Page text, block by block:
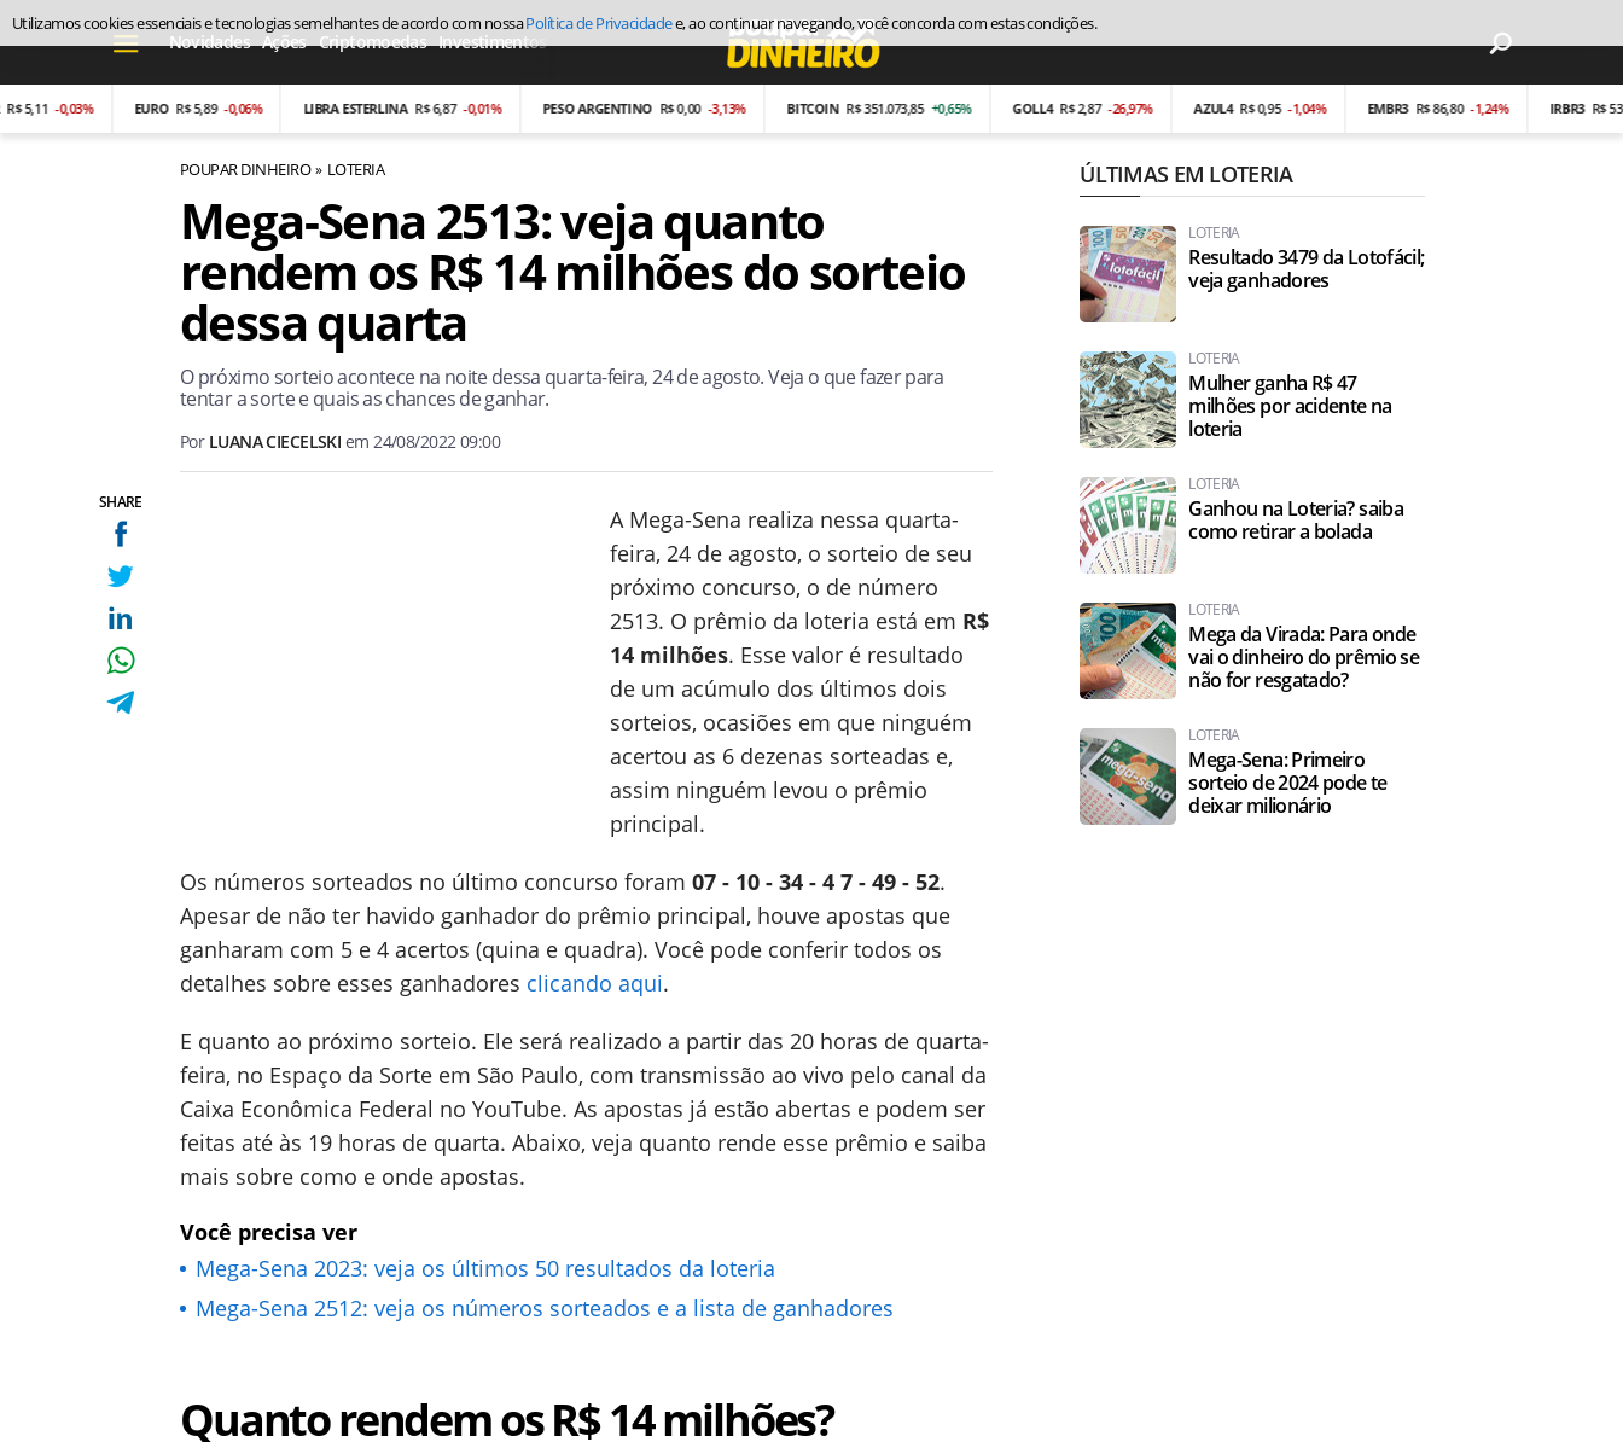
Novidades Ações Criptomoedas Investimentos Economia
-0,03% EURO R$ 5,89 -0,06% LIBRA ESTERLINA R$ 6,87 -0,01% PESO ARGENTINO R$ 0,00 -3,13% BITCOIN R$ 351.073,85 +0,65% GOLL4 R$ 2,87 -26,97% AZUL4 R$ 0,95 -1,04% EMBR3 R$ 86,80 -1,24% IRBR3 R$ 53,40 -
POUPAR DINHEIRO LOTERIA
SHARE
Mega-Sena 2513: veja quanto
rendem os R$ 14 milhões do sorteio
dessa quarta
O próximo sorteio acontece na noite dessa quarta-feira, 24 de agosto. Veja o que fazer para
tentar a sorte e quais as chances de ganhar.
Por LUANA CIECELSKI em24/08/2022 09:00
A Mega-Sena realiza nessa quarta-
feira, 24 de agosto, o sorteio de seu
próximo concurso, o de número
2513. O prêmio da loteria está em R$
14 milhões. Esse valor é resultado
de um acúmulo dos últimos dois
sorteios, ocasiões em que ninguém
acertou as 6 dezenas sorteadas e,
assim ninguém levou o prêmio
principal.
Os números sorteados no último concurso foram 07 - 10 - 34 - 4 7 - 49 - 52.
Apesar de não ter havido ganhador do prêmio principal, houve apostas que
ganharam com 5 e 4 acertos (quina e quadra). Você pode conferir todos os
detalhes sobre esses ganhadores clicando aqui.
E quanto ao próximo sorteio. Ele será realizado a partir das 20 horas de quarta-
feira, no Espaço da Sorte em São Paulo, com transmissão ao vivo pelo canal da
Caixa Econômica Federal no YouTube. As apostas já estão abertas e podem ser
feitas até às 19 horas de quarta. Abaixo, veja quanto rende esse prêmio e saiba
mais sobre como e onde apostas.
Você precisa ver
Mega-Sena 2023: veja os últimos 50 resultados da loteria
Mega-Sena 2512: veja os números sorteados e a lista de ganhadores
Quanto rendem os R$ 14 milhões?
ÚLTIMAS EM LOTERIA
LOTERIA
Resultado 3479 da Lotofácil;
veja ganhadores
LOTERIA
Mulher ganha R$ 47
milhões por acidente na
loteria
LOTERIA
Ganhou na Loteria? saiba
como retirar a bolada
LOTERIA
Mega da Virada: Para onde
vai o dinheiro do prêmio se
não for resgatado?
LOTERIA
Mega-Sena: Primeiro
sorteio de 2024 pode te
deixar milionário
Utilizamos cookies essenciais e tecnologias semelhantes de acordo com nossaPolítica de Privacidadee, ao continuar navegando, você concorda com estas condições.